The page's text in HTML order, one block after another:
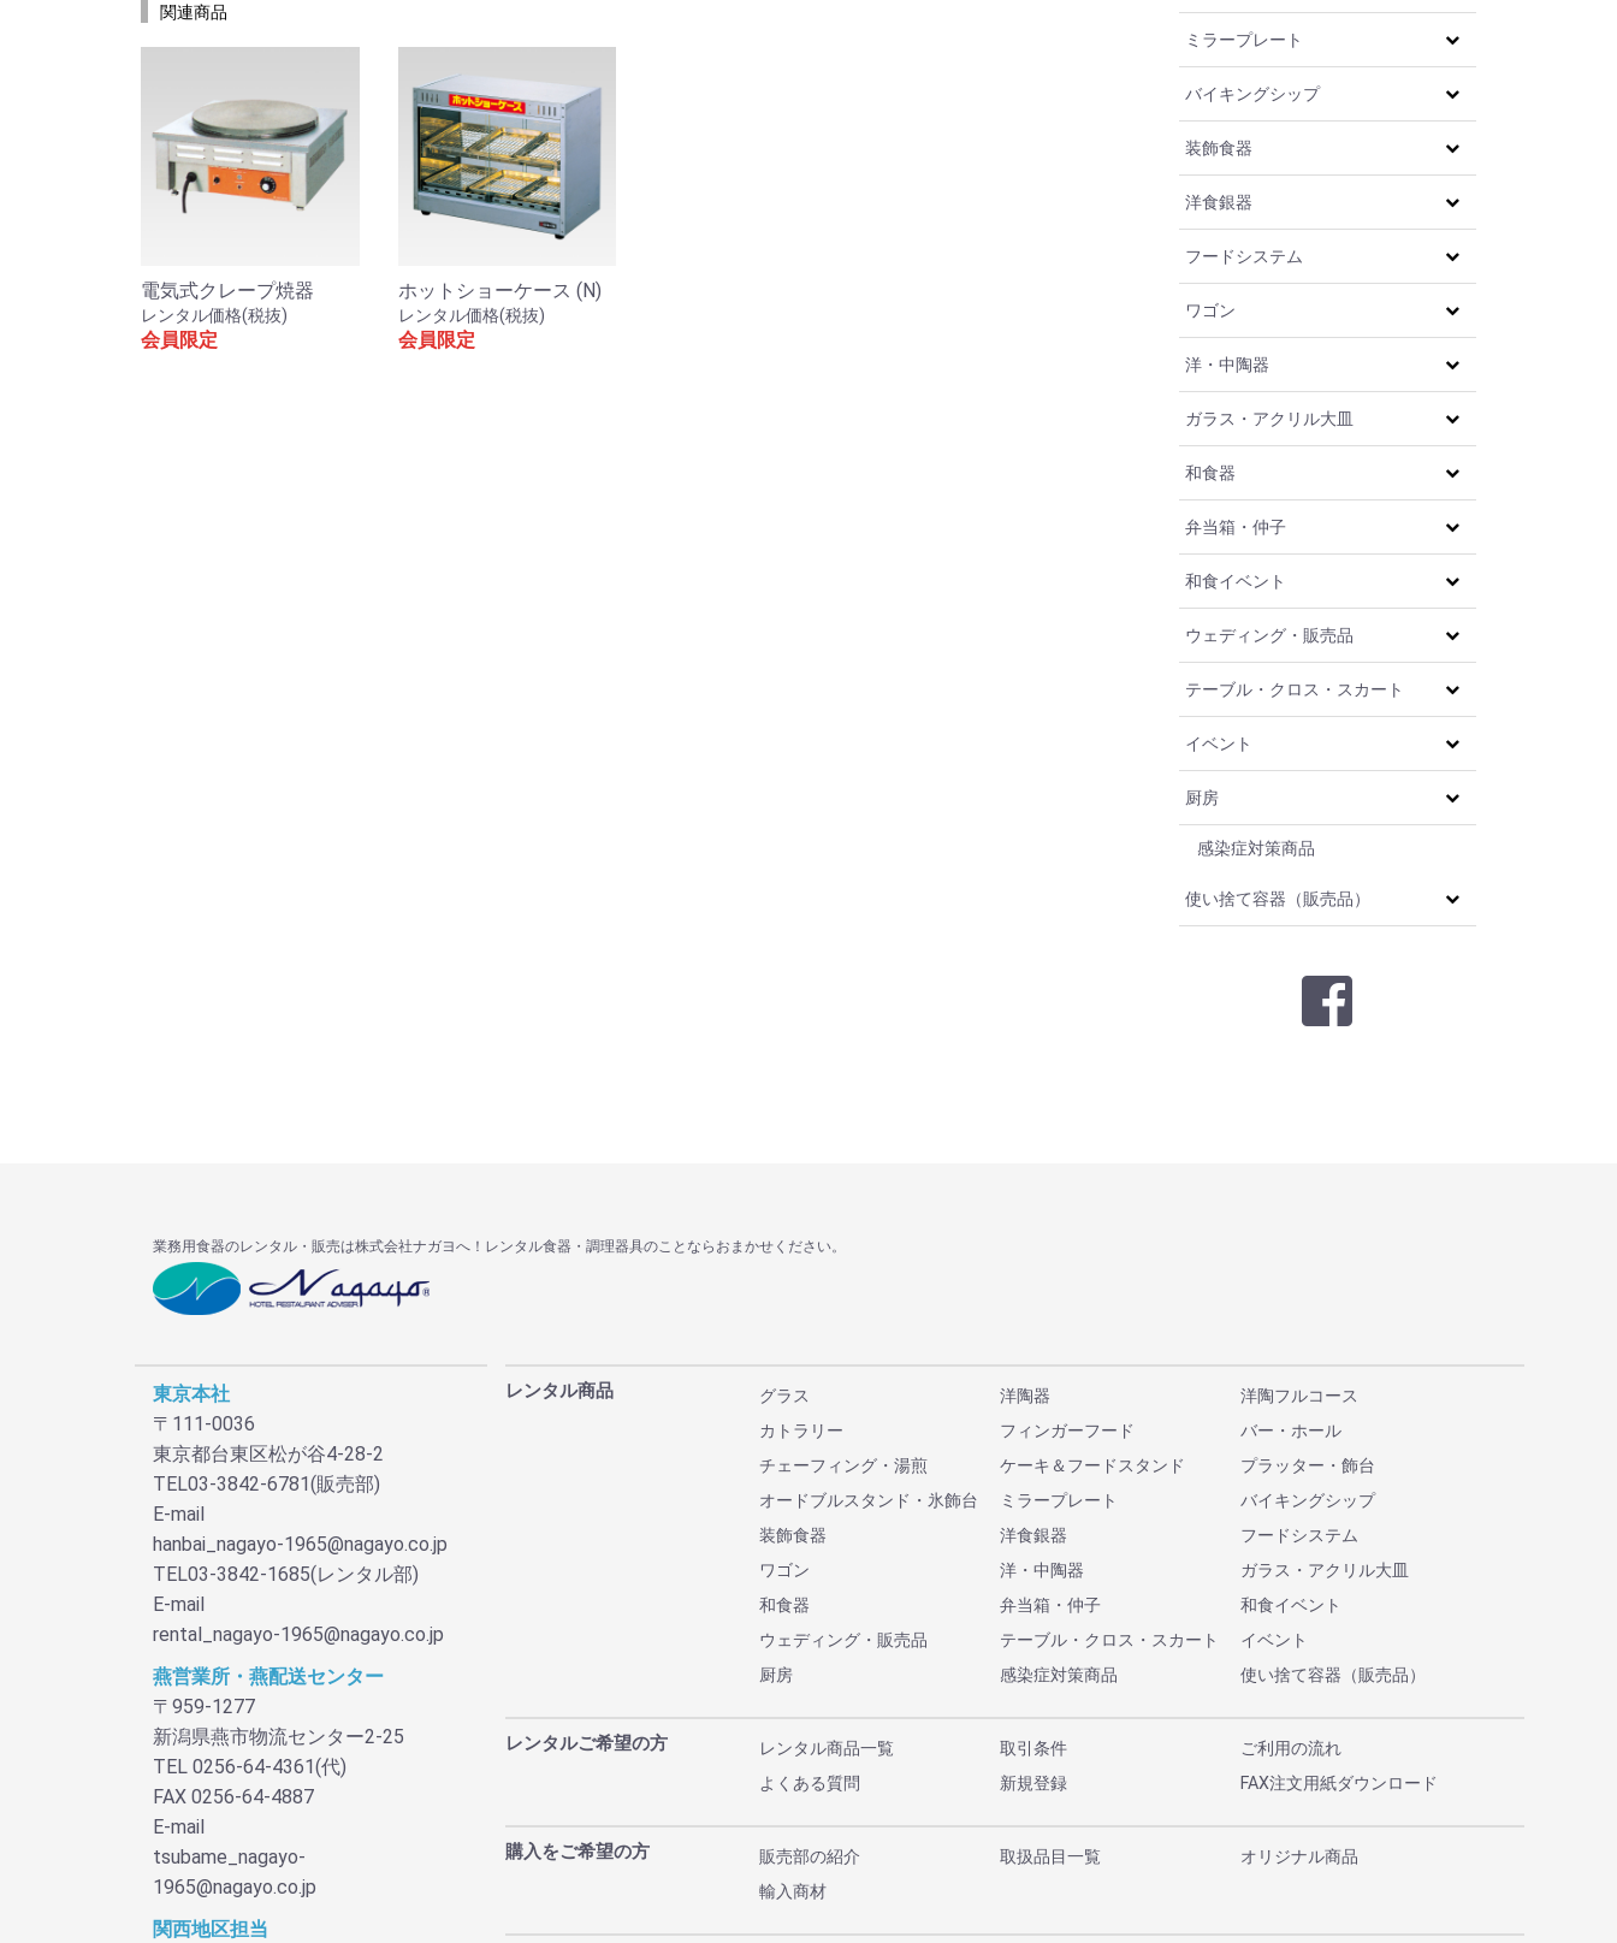
関連商品
電気式クレープ焼器
レンタル価格(税抜)
会員限定
ホットショーケース (N)
レンタル価格(税抜)
会員限定
ミラープレート
バイキングシップ
装飾食器
洋食銀器
フードシステム
ワゴン
洋・中陶器
ガラス・アクリル大皿
和食器
弁当箱・仲子
和食イベント
ウェディング・販売品
テーブル・クロス・スカート
イベント
厨房
感染症対策商品
使い捨て容器（販売品）
業務用食器のレンタル・販売は株式会社ナガヨへ！レンタル食器・調理器具のことならおまかせください。
東京本社
〒111-0036
東京都台東区松が谷4-28-2
TEL03-3842-6781(販売部)
E-mail
hanbai_nagayo-1965@nagayo.co.jp
TEL03-3842-1685(レンタル部)
E-mail
rental_nagayo-1965@nagayo.co.jp
燕営業所・燕配送センター
〒959-1277
新潟県燕市物流センター2-25
TEL 0256-64-4361(代)
FAX 0256-64-4887
E-mail
tsubame_nagayo-
1965@nagayo.co.jp
関西地区担当
レンタル商品 グラス 洋陶器
洋陶フルコース
カトラリー
フィンガーフード
バー・ホール
チェーフィング・湯煎
ケーキ＆フードスタンド
プラッター・飾台
オードブルスタンド・氷飾台
ミラープレート
バイキングシップ
装飾食器
洋食銀器
フードシステム
ワゴン
洋・中陶器
ガラス・アクリル大皿
和食器
弁当箱・仲子
和食イベント
ウェディング・販売品
テーブル・クロス・スカート
イベント
厨房
感染症対策商品 使い捨て容器（販売品）
レンタルご希望の方 レンタル商品一覧 取引条件
ご利用の流れ
よくある質問
新規登録 FAX注文用紙ダウンロード
購入をご希望の方 販売部の紹介 取扱品目一覧
オリジナル商品
輸入商材